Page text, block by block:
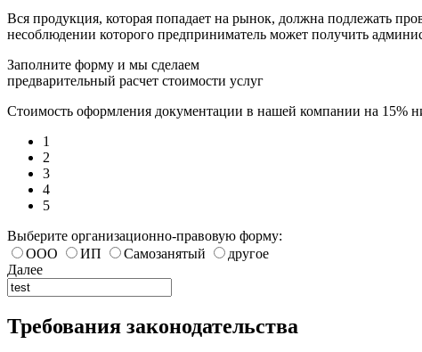
Вся продукция, которая попадает на рынок, должна подлежать
несоблюдении которого предприниматель может получить
Заполните форму и мы сделаем
предварительный расчет стоимости услуг
Стоимость оформления документации в нашей компании на 15%
1
2
3
4
5
Выберите организационно-правовую форму:
ООО
ИП Самозанятый
другое
Далее
Требования законодательства